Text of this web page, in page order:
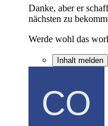
Danke, aber er
nächsten zu
Werde wohl das
Inhalt melden